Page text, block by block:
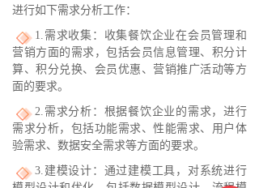
进行如下需求分析工作：
1.需求收集：收集餐饮企业在会员管理和
营销方面的需求，包括会员信息管理、积分计
算、积分兑换、会员优惠、营销推广活动等方
面的要求。
2.需求分析：根据餐饮企业的需求，进行
需求分析，包括功能需求、性能需求、用户体
验需求、数据安全需求等方面的要求。
3.建模设计：通过建模工具，对系统进行